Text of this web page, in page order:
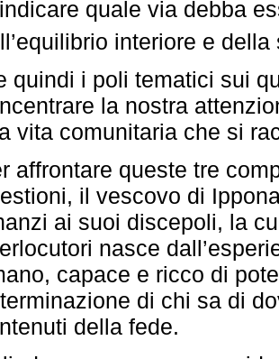
quale via debba
interiore e
quindi i poli tematici sui
la nostra
vita comunitaria che si
affrontare queste tre
il vescovo di
ai suoi discepoli, la
nasce
capace e ricco di
di chi sa di
della fede.